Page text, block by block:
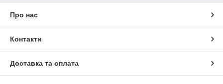
Про нас
Контакти
Доставка та оплата